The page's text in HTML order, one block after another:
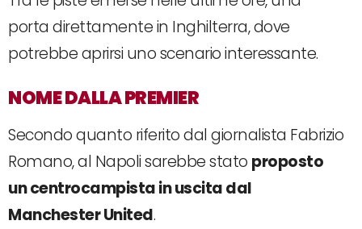
porta direttamente in Inghilterra, dove
potrebbe aprirsi uno scenario interessante.
NOME DALLA PREMIER
Secondo quanto riferito dal giornalista Fabrizio
Romano, al Napoli sarebbe stato proposto
un centrocampista in uscita dal
Manchester United.